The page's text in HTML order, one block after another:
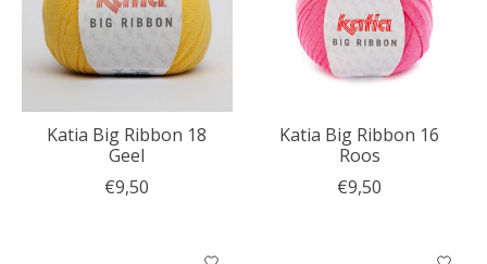
Katia Big Ribbon 18
Geel
€9,50
Katia Big Ribbon 16
Roos
€9,50